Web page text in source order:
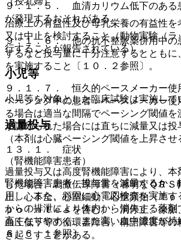
治療上の有益性及び母乳栄養の有益性を
又は中止を検討すること（動物実験（ラ
行することが報告されている）。
小児等
小児等を対象とした臨床試験は実施して
過量投与
１３．１． 症状
過量投与又は高度腎機能障害により、本
した場合、刺激伝導障害（著明なＱＲＳ
止、心不全、心室細動、心室頻拍（
ｐｏｉｎｔｅｓを含む）、洞停止、徐脈
血圧低下等の循環器障害、構語障害等の
き起こすことがある。
９．１．５． 血清カリウム低下のある
が発現するおそれがある。
９．１．６． 他の抗不整脈薬併用中の
するなど投与量に十分注意するとともに
を実施すること〔１０．２参照〕。
９．１．７． 恒久的ペースメーカー使
ペーシング中の患者：ペースメーカー使
る場合は適当な間隔でペーシング閾値を
が認められた場合には直ちに減量又は投
（本剤は心臓ペーシング閾値を上昇させ
（腎機能障害患者）
腎機能障害患者：投与量を減量するか、
用し、また、頻回に心電図検査を実施す
からの排泄により体内から消失する薬剤
高くなりやすく、また高い血中濃度が持
６．６．１参照〕。